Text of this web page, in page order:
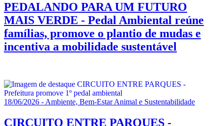
PEDALANDO PARA UM FUTURO
MAIS VERDE - Pedal Ambiental reúne
famílias, promove o plantio de mudas e
incentiva a mobilidade sustentável
18/06/2026 - Ambiente, Bem-Estar Animal e Sustentabilidade
CIRCUITO ENTRE PARQUES -